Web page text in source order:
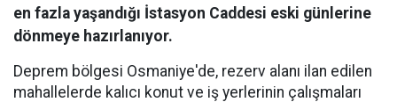
en fazla yaşandığı İstasyon Caddesi eski günlerine
dönmeye hazırlanıyor.
Deprem bölgesi Osmaniye'de, rezerv alanı ilan edilen
mahallelerde kalıcı konut ve iş yerlerinin çalışmaları